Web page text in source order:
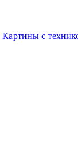
Картины с